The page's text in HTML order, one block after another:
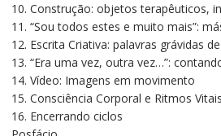
10. Construção: objetos terapêuticos,
11. “Sou todos estes e muito mais”:
12. Escrita Criativa: palavras grávidas
13. “Era uma vez, outra vez…”:
14. Vídeo: Imagens em movimento
15. Consciência Corporal e Ritmos Vitais
16. Encerrando ciclos